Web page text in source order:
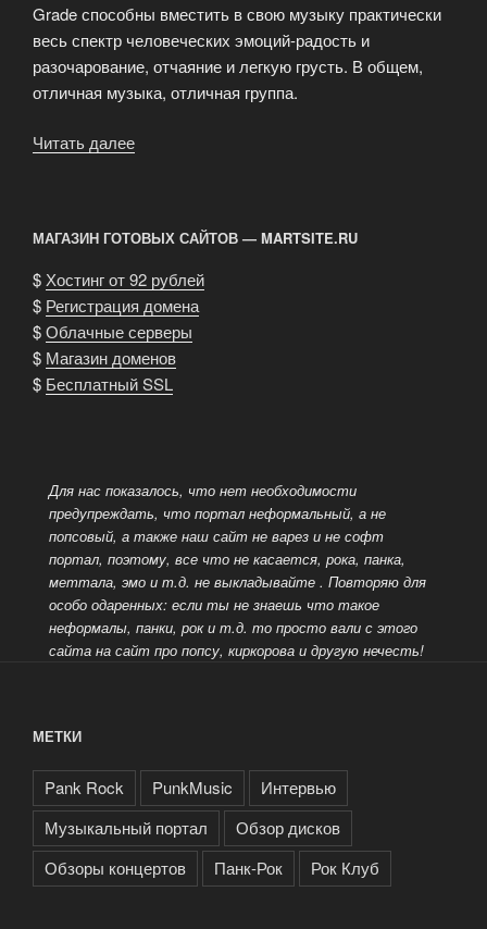
Grade способны вместить в свою музыку практически
весь спектр человеческих эмоций-радость и
разочарование, отчаяние и легкую грусть. В общем,
отличная музыка, отличная группа.
Читать далее
CD»
МАГАЗИН ГОТОВЫХ САЙТОВ — MARTSITE.RU
$Хостинг от 92 рублей
$ Регистрация домена
$Облачные серверы
$ Магазин доменов
$ Бесплатный SSL
Для нас показалось, что нет необходимости
предупреждать, что портал неформальный, а не
попсовый, а также наш сайт не варез и не софт
портал, поэтому, все что не касается, рока, панка,
меттала, эмо и т.д. не выкладывайте . Повторяю для
особо одаренных: если ты не знаешь что такое
неформалы, панки, рок и т.д. то просто вали с этого
сайта на сайт про попсу, киркорова и другую нечесть!
МЕТКИ
Pank Rock PunkMusic
Интервью
Музыкальный портал
Обзор дисков
Обзоры концертов
Панк-Рок Рок Клуб